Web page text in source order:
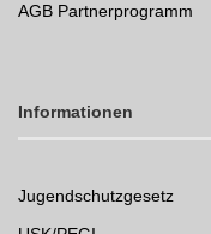
AGB Partnerprogramm
Informationen
Jugendschutzgesetz